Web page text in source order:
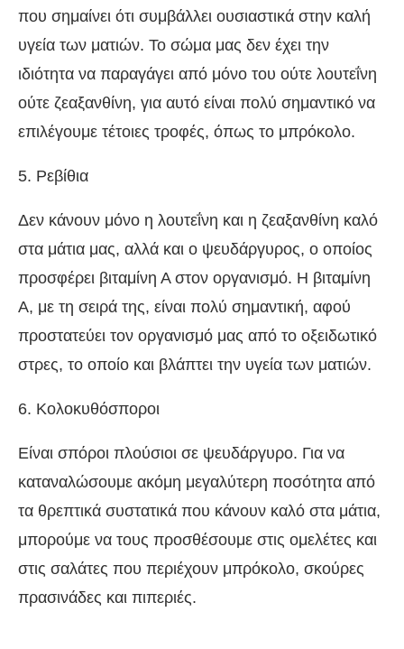
που σημαίνει ότι συμβάλλει ουσιαστικά στην καλή
υγεία των ματιών. Το σώμα μας δεν έχει την
ιδιότητα να παραγάγει από μόνο του ούτε λουτεΐνη
ούτε ζεαξανθίνη, για αυτό είναι πολύ σημαντικό να
επιλέγουμε τέτοιες τροφές, όπως το μπρόκολο.
5. Ρεβίθια
Δεν κάνουν μόνο η λουτεΐνη και η ζεαξανθίνη καλό
στα μάτια μας, αλλά και ο ψευδάργυρος, ο οποίος
προσφέρει βιταμίνη Α στον οργανισμό. Η βιταμίνη
Α, με τη σειρά της, είναι πολύ σημαντική, αφού
προστατεύει τον οργανισμό μας από το οξειδωτικό
στρες, το οποίο και βλάπτει την υγεία των ματιών.
6. Κολοκυθόσποροι
Είναι σπόροι πλούσιοι σε ψευδάργυρο. Για να
καταναλώσουμε ακόμη μεγαλύτερη ποσότητα από
τα θρεπτικά συστατικά που κάνουν καλό στα μάτια,
μπορούμε να τους προσθέσουμε στις ομελέτες και
στις σαλάτες που περιέχουν μπρόκολο, σκούρες
πρασινάδες και πιπεριές.